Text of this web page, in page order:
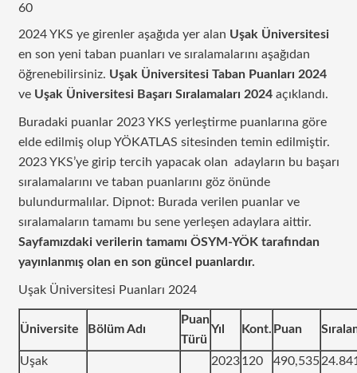
60
2024 YKS ye girenler aşağıda yer alan Uşak Üniversitesi
en son yeni taban puanları ve sıralamalarını aşağıdan
öğrenebilirsiniz. Uşak Üniversitesi Taban Puanları 2024
veUşak Üniversitesi Başarı Sıralamaları 2024 açıklandı.
Buradaki puanlar 2023 YKS yerleştirme puanlarına göre
elde edilmiş olup YÖKATLAS sitesinden temin edilmiştir.
2023 YKS’ye girip tercih yapacak olan adayların bu başarı
sıralamalarını ve taban puanlarını göz önünde
bulundurmalılar. Dipnot: Burada verilen puanlar ve
sıralamaların tamamı bu sene yerleşen adaylara aittir.
Sayfamızdaki verilerin tamamı ÖSYM-YÖK tarafından
yayınlanmış olan en son güncel puanlardır.
Uşak Üniversitesi Puanları 2024
Üniversite Bölüm Adı
Puan
Türü
Yıl Kont. Puan
Uşak
2023 120
490,535